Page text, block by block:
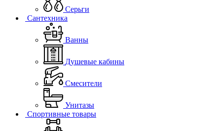
Серьги
Сантехника
Ванны
Душевые кабины
Смесители
Унитазы
Спортивные товары